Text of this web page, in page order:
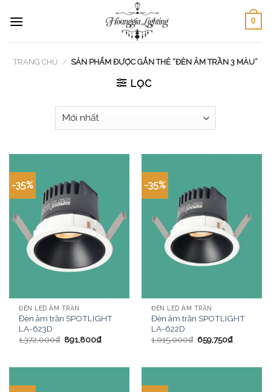
0
TRANG CHỦ / SẢN PHẨM ĐƯỢC GẮN THẺ “ĐÈN ÂM TRẦN 3 MÀU”
LỌC
-35%
ĐÈN LED ÂM TRẦN
Đèn âm trần SPOTLIGHT
LA-623D
1,372,000₫ 891,800₫
-35%
ĐÈN LED ÂM TRẦN
Đèn âm trần SPOTLIGHT
LA-622D
1,015,000₫ 659,750₫